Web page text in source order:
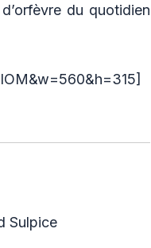
du quotidien
Sulpice